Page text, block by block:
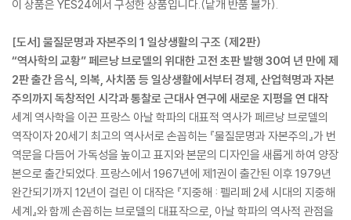
이 상품은 YES24에서 구성한 상품입니다.(낱개 반품 불가).
[도서] 물질문명과 자본주의 1 일상생활의 구조 (제2판)
“역사학의 교황” 페르낭 브로델의 위대한 고전 초판 발행 30여 년 만에 제
2판 출간 음식, 의복, 사치품 등 일상생활에서부터 경제, 산업혁명과 자본
주의까지 독창적인 시각과 통찰로 근대사 연구에 새로운 지평을 연 대작
세계 역사학을 이끈 프랑스 아날 학파의 대표적 역사가 페르낭 브로델의
역작이자 20세기 최고의 역사서로 손꼽히는 『물질문명과 자본주의』가 번
역문을 다듬어 가독성을 높이고 표지와 본문의 디자인을 새롭게 하여 양장
본으로 출간되었다. 프랑스에서 1967년에 제1권이 출간된 이후 1979년
완간되기까지 12년이 걸린 이 대작은 『지중해 : 펠리페 2세 시대의 지중해
세계』와 함께 손꼽히는 브로델의 대표작으로, 아날 학파의 역사적 관점을